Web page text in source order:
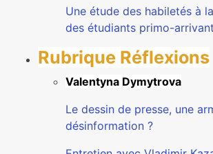
Une étude des habiletés à
des étudiants primo-
Rubrique Réflexions
Valentyna Dymytrova
Le dessin de presse, une
désinformation ?